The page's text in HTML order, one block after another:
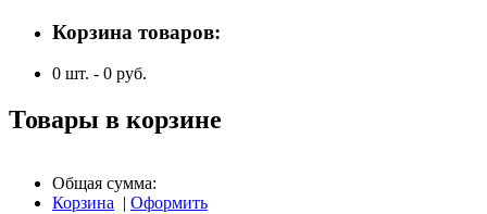
Корзина товаров:
0 шт. - 0 руб.
Товары в корзине
Общая сумма:
Корзина | Оформить